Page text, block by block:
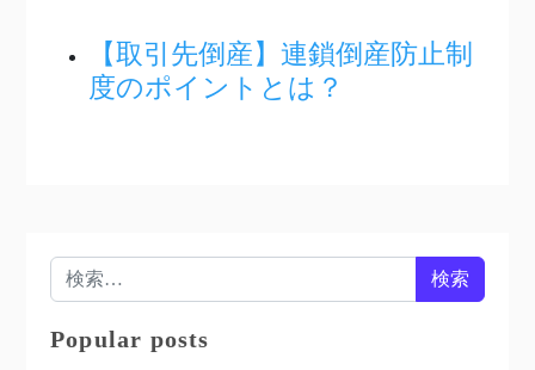
【取引先倒産】連鎖倒産防止制
度のポイントとは？
検索:
Popular posts